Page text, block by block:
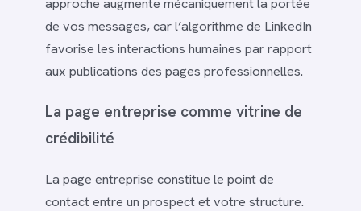
de vos messages, car l’algorithme de LinkedIn
favorise les interactions humaines par rapport
aux publications des pages professionnelles.
La page entreprise comme vitrine de
crédibilité
La page entreprise constitue le point de
contact entre un prospect et votre structure.